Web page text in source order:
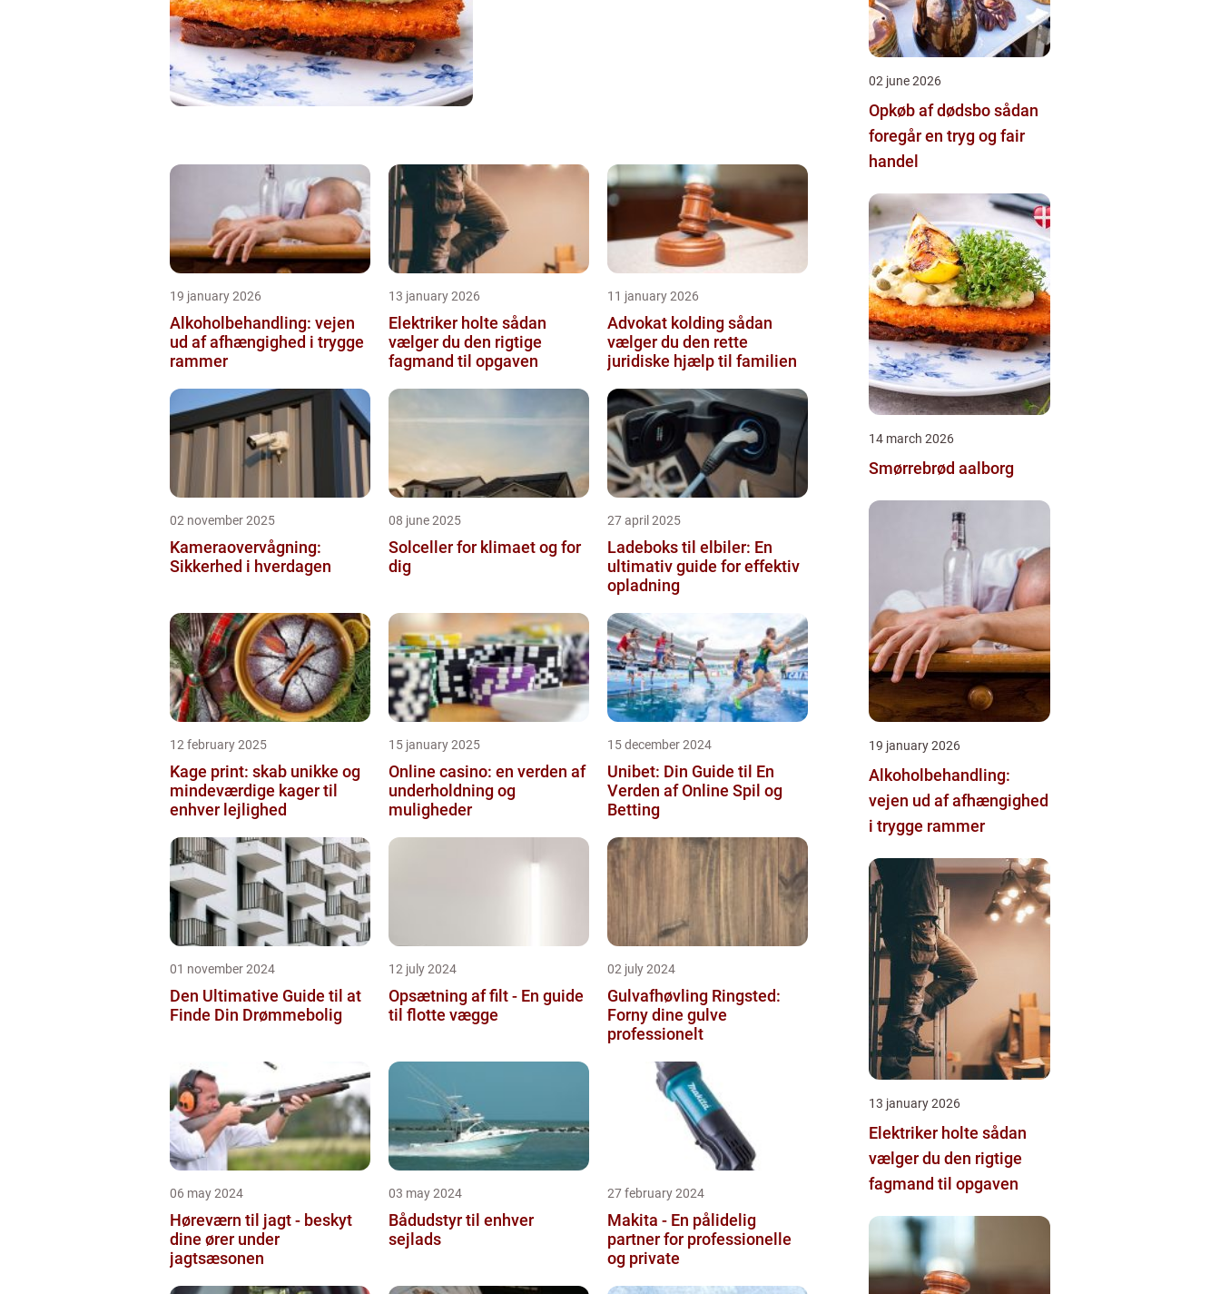
19 january 2026
Alkoholbehandling: vejen
ud af afhængighed i trygge
rammer
13 january 2026
Elektriker holte sådan
vælger du den rigtige
fagmand til opgaven
11 january 2026
Advokat kolding sådan
vælger du den rette
juridiske hjælp til familien
02 november 2025
Kameraovervågning:
Sikkerhed i hverdagen
08 june 2025
Solceller for klimaet og for
dig
27 april 2025
Ladeboks til elbiler: En
ultimativ guide for effektiv
opladning
12 february 2025
Kage print: skab unikke og
mindeværdige kager til
enhver lejlighed
15 january 2025
Online casino: en verden af
underholdning og
muligheder
15 december 2024
Unibet: Din Guide til En
Verden af Online Spil og
Betting
01 november 2024
Den Ultimative Guide til at
Finde Din Drømmebolig
12 july 2024
Opsætning af filt - En guide
til flotte vægge
02 july 2024
Gulvafhøvling Ringsted:
Forny dine gulve
professionelt
06 may 2024
Høreværn til jagt - beskyt
dine ører under
jagtsæsonen
03 may 2024
Bådudstyr til enhver
sejlads
27 february 2024
Makita - En pålidelig
partner for professionelle
og private
02 june 2026
Opkøb af dødsbo sådan
foregår en tryg og fair
handel
14 march 2026
Smørrebrød aalborg
19 january 2026
Alkoholbehandling:
vejen ud af afhængighed
i trygge rammer
13 january 2026
Elektriker holte sådan
vælger du den rigtige
fagmand til opgaven